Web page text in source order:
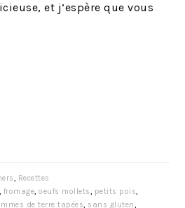
et j’espère que vous
, Recettes
, fromage,oeufs mollets, petits pois,
de terre tapées, sans gluten,